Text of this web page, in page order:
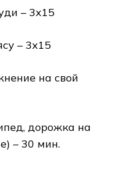
– 3х15
– 3х15
на свой
дорожка на
– 30 мин.